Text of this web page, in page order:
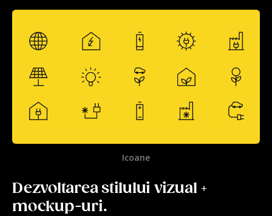
Icoane
Dezvoltarea stilului vizual +
mockup-uri.